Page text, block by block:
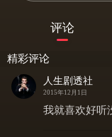
评论
精彩评论
人生剧透社
2015年12月1日
我就喜欢好听